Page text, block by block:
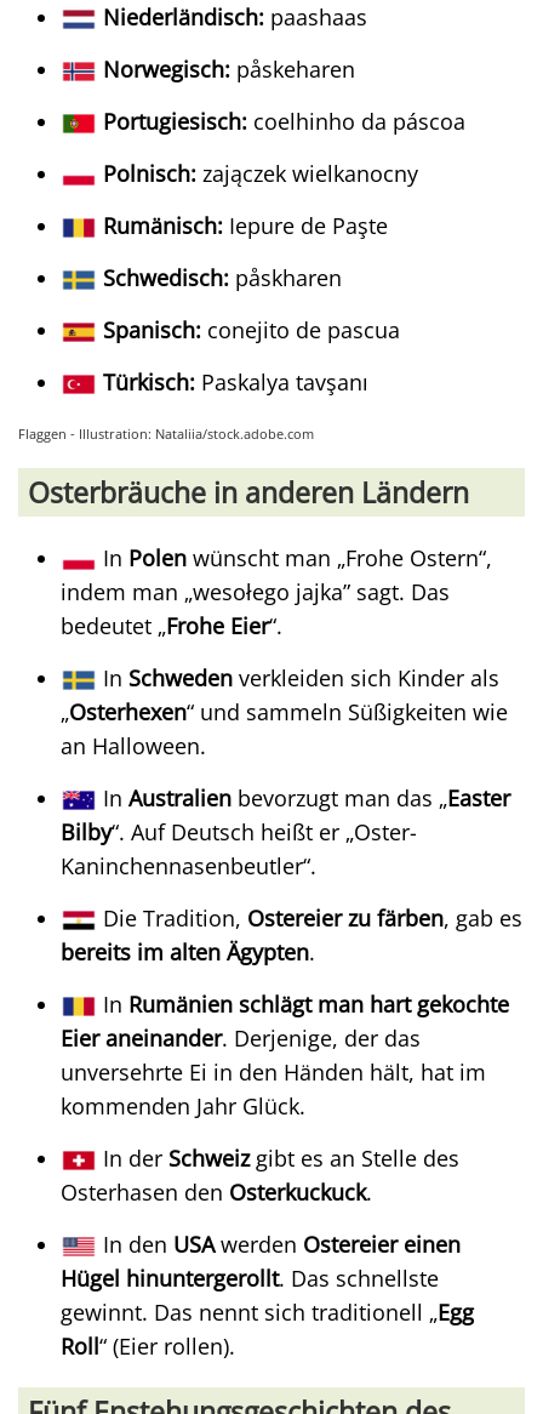
Niederländisch: paashaas
Norwegisch: påskeharen
Portugiesisch: coelhinho da páscoa
Polnisch: zajączek wielkanocny
Rumänisch: Iepure de Paşte
Schwedisch: påskharen
Spanisch: conejito de pascua
Türkisch: Paskalya tavşanı
Flaggen - Illustration: Nataliia/stock.adobe.com
Osterbräuche in anderen Ländern
In Polen wünscht man „Frohe Ostern“,
indem man „wesołego jajka” sagt. Das
bedeutet „Frohe Eier“.
In Schweden verkleiden sich Kinder als
„Osterhexen“ und sammeln Süßigkeiten wie
an Halloween.
In Australien bevorzugt man das „Easter
Bilby“. Auf Deutsch heißt er „Oster-
Kaninchennasenbeutler“.
Die Tradition, Ostereier zu färben, gab es
bereits im alten Ägypten.
In Rumänien schlägt man hart gekochte
Eier aneinander. Derjenige, der das
unversehrte Ei in den Händen hält, hat im
kommenden Jahr Glück.
In der Schweizgibt es an Stelle des
Osterhasen den Osterkuckuck.
In den USAwerden Ostereier einen
Hügel hinuntergerollt. Das schnellste
gewinnt. Das nennt sich traditionell „Egg
Roll“ (Eier rollen).